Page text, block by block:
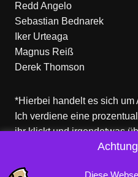
Redd Angelo
Sebastian Bednarek
Iker Urteaga
Magnus Reiß
Derek Thomson
*Hierbei handelt es sich um
Ich verdiene eine
ihr klickt und irgendetwas
Produkte dort sind aber
Diese